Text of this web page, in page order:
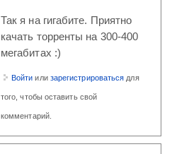
Так я на гигабите. Приятно
качать торренты на 300-400
мегабитах :)
Войти или зарегистрироваться для
того, чтобы оставить свой
комментарий.